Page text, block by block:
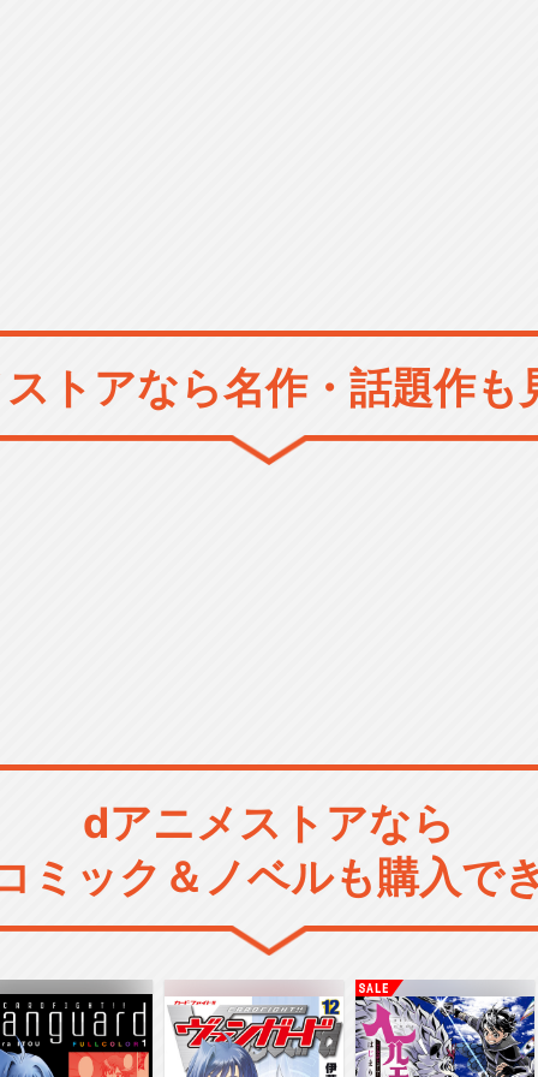
トアなら名作・話題作も
dアニメストアなら
ミック＆ノベルも購入で